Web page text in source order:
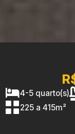
4-5 quarto(s)
225 a 415m²